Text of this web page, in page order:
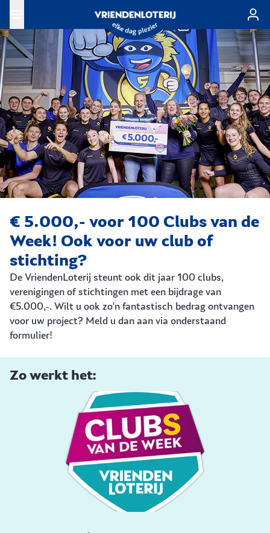
Ga naar de hoofdinhoud
€ 5.000,- voor 100 Clubs van de
Week! Ook voor uw club of
stichting?
De VriendenLoterij steunt ook dit jaar 100 clubs,
verenigingen of stichtingen met een bijdrage van
€5.000,-. Wilt u ook zo'n fantastisch bedrag ontvangen
voor uw project? Meld u dan aan via onderstaand
formulier!
Zo werkt het: